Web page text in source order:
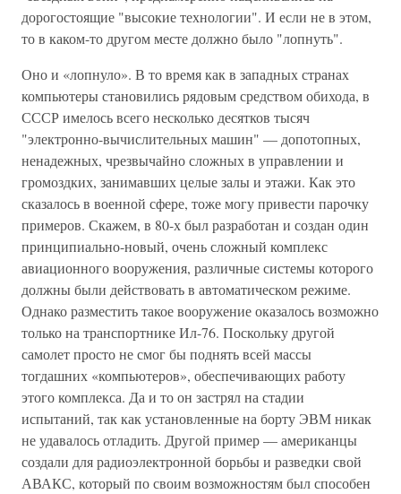
дорогостоящие "высокие технологии". И если не в этом,
то в каком-то другом месте должно было "лопнуть".
Оно и «лопнуло». В то время как в западных странах
компьютеры становились рядовым средством обихода, в
СССР имелось всего несколько десятков тысяч
"электронно-вычислительных машин" — допотопных,
ненадежных, чрезвычайно сложных в управлении и
громоздких, занимавших целые залы и этажи. Как это
сказалось в военной сфере, тоже могу привести парочку
примеров. Скажем, в 80-х был разработан и создан один
принципиально-новый, очень сложный комплекс
авиационного вооружения, различные системы которого
должны были действовать в автоматическом режиме.
Однако разместить такое вооружение оказалось возможно
только на транспортнике Ил-76. Поскольку другой
самолет просто не смог бы поднять всей массы
тогдашних «компьютеров», обеспечивающих работу
этого комплекса. Да и то он застрял на стадии
испытаний, так как установленные на борту ЭВМ никак
не удавалось отладить. Другой пример — американцы
создали для радиоэлектронной борьбы и разведки свой
АВАКС, который по своим возможностям был способен